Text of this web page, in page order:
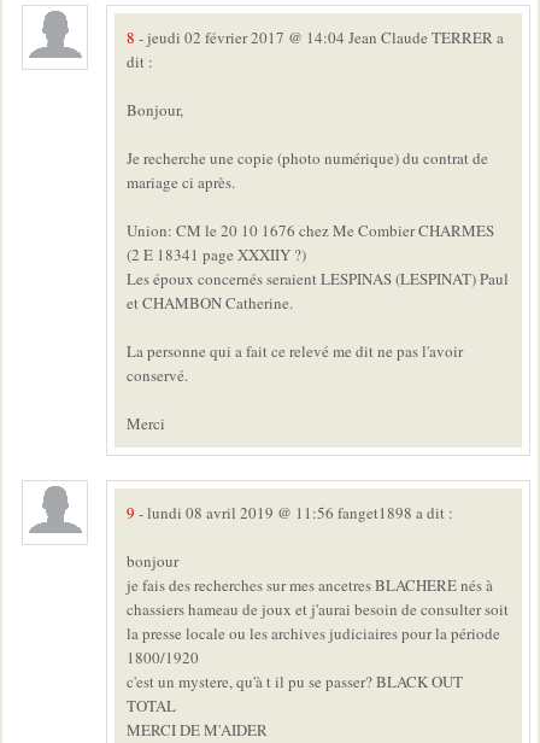
8 - jeudi 02 février 2017 @ 14:04 Jean Claude TERRER a
dit :
Bonjour,
Je recherche une copie (photo numérique) du contrat de
mariage ci après.
Union: CM le 20 10 1676 chez Me Combier CHARMES
(2 E 18341 page XXXIIY ?)
Les époux concernés seraient LESPINAS (LESPINAT) Paul
et CHAMBON Catherine.
La personne qui a fait ce relevé me dit ne pas l'avoir
conservé.
Merci
9 - lundi 08 avril 2019 @ 11:56 fanget1898 a dit :
bonjour
je fais des recherches sur mes ancetres BLACHERE nés à
chassiers hameau de joux et j'aurai besoin de consulter soit
la presse locale ou les archives judiciaires pour la période
1800/1920
c'est un mystere, qu'à t il pu se passer? BLACK OUT
TOTAL
MERCI DE M'AIDER